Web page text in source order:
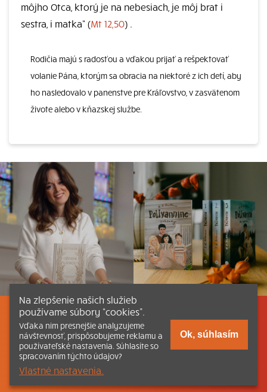
môjho Otca, ktorý je na nebesiach, je môj brat i
sestra, i matka“ (Mt 12,50) .
Rodičia majú s radosťou a vďakou prijať a rešpektovať
volanie Pána, ktorým sa obracia na niektoré z ich detí, aby
ho nasledovalo v panenstve pre Kráľovstvo, v zasvätenom
živote alebo v kňazskej službe.
Listovať Obsah Dokumenty a články
Kontakt Tlačená verzia Katechizmu
© 2026 katechizmus.sk |
funguje aj vďaka kresťanskému kníhkupectvu
Na zlepšenie našich služieb
používame súbory “cookies”.
Vďaka nim presnejšie analyzujeme
návštevnosť, prispôsobujeme reklamu a
používateľské nastavenia. Súhlasíte so
spracovaním týchto údajov?
Vlastné nastavenia.
Ok, súhlasím